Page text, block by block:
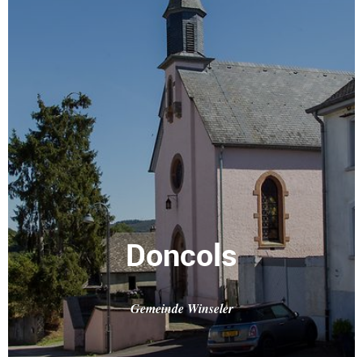
Doncols
Gemeinde Winseler